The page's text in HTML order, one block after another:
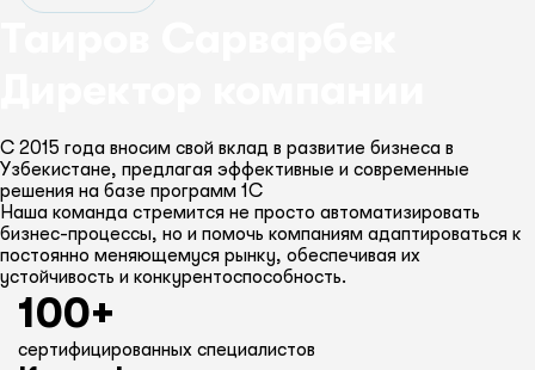
С 2015 года вносим свой вклад в развитие бизнеса в
Узбекистане, предлагая эффективные и современные
решения на базе программ 1С
Наша команда стремится не просто автоматизировать
бизнес-процессы, но и помочь компаниям адаптироваться к
постоянно меняющемуся рынку, обеспечивая их
устойчивость и конкурентоспособность.
100+
сертифицированных специалистов